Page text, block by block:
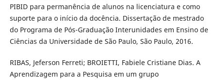
PIBID para permanência de alunos na licenciatura e como
suporte para o início da docência. Dissertação de mestrado
do Programa de Pós-Graduação Interunidades em Ensino de
Ciências da Universidade de São Paulo, São Paulo, 2016.
RIBAS, Jeferson Ferreti; BROIETTI, Fabiele Cristiane Dias. A
Aprendizagem para a Pesquisa em um grupo